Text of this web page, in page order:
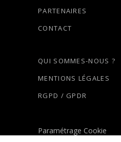
PARTENAIRES
CONTACT
QUI SOMMES-NOUS ?
MENTIONS LÉGALES
RGPD / GPDR
Paramétrage Cookie